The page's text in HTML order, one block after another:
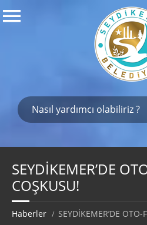
SEYDİKEMER’DE
COŞKUSU!
Haberler SEYDİKEMER’DE OTO-